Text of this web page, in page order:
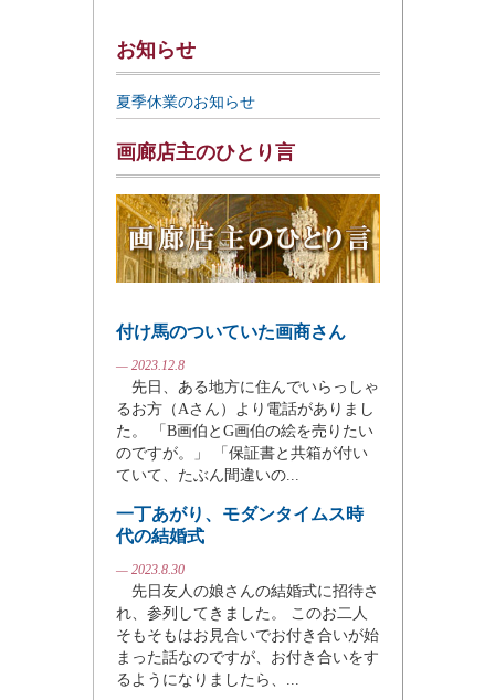
お知らせ
夏季休業のお知らせ
画廊店主のひとり言
付け馬のついていた画商さん
— 2023.12.8
先日、ある地方に住んでいらっしゃ
るお方（Aさん）より電話がありまし
た。 「B画伯とG画伯の絵を売りたい
のですが。」 「保証書と共箱が付い
ていて、たぶん間違いの...
一丁あがり、モダンタイムス時
代の結婚式
— 2023.8.30
先日友人の娘さんの結婚式に招待さ
れ、参列してきました。 このお二人
そもそもはお見合いでお付き合いが始
まった話なのですが、お付き合いをす
るようになりましたら、...